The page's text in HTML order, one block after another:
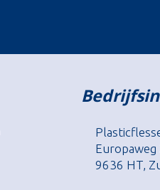
Europaweg
9636 HT,